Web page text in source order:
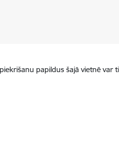
papildus šajā vietnē var